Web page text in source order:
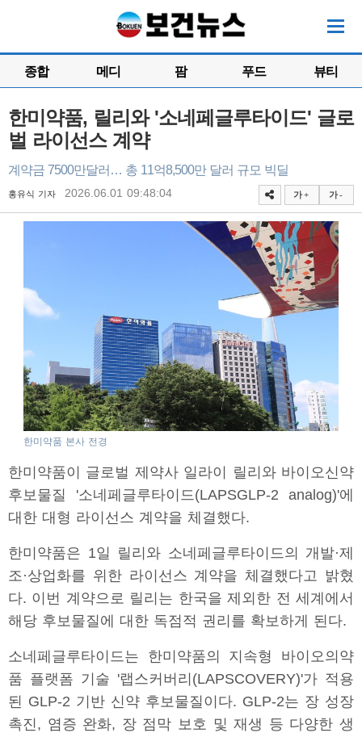
종합 메디 팜 푸드 뷰티
한미약품, 릴리와 '소네페글루타이드' 글로
벌 라이선스 계약
계약금 7500만달러… 총 11억8,500만 달러 규모 빅딜
홍유식 기자 2026.06.01 09:48:04 가 + 가 -
한미약품 본사 전경
한미약품이 글로벌 제약사 일라이 릴리와 바이오신약
후보물질 '소네페글루타이드(LAPSGLP-2 analog)'에
대한 대형 라이선스 계약을 체결했다.
한미약품은 1일 릴리와 소네페글루타이드의 개발·제
조·상업화를 위한 라이선스 계약을 체결했다고 밝혔
다. 이번 계약으로 릴리는 한국을 제외한 전 세계에서
해당 후보물질에 대한 독점적 권리를 확보하게 된다.
소네페글루타이드는 한미약품의 지속형 바이오의약
품 플랫폼 기술 '랩스커버리(LAPSCOVERY)'가 적용
된 GLP-2 기반 신약 후보물질이다. GLP-2는 장 성장
촉진, 염증 완화, 장 점막 보호 및 재생 등 다양한 생